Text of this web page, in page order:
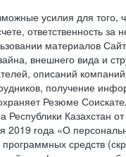
усилия для
ответственность за
материалов
внешнего вида и
описаний
получение
Резюме
Республики
2019 года «О
средств